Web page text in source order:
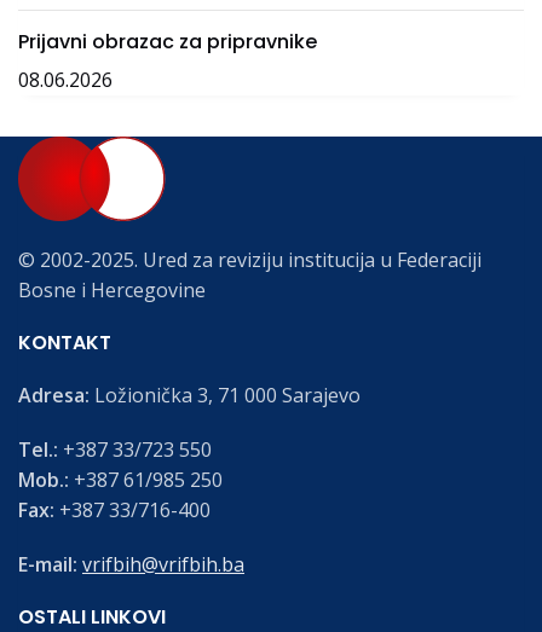
Prijavni obrazac za pripravnike
08.06.2026
© 2002-2025. Ured za reviziju institucija u Federaciji
Bosne i Hercegovine
KONTAKT
Adresa: Ložionička 3, 71 000 Sarajevo
Tel.: +387 33/723 550
Mob.: +387 61/985 250
Fax: +387 33/716-400
E-mail: vrifbih@vrifbih.ba
OSTALI LINKOVI